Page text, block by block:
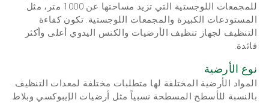
للمجمعات اللوجستية التي تزيد مساحتها عن 1000 متر، مثل
المستودعات الكبيرة والمجمعات اللوجستية. تكون كفاءة
التنظيف لجهاز تنظيف الأرضيات والكنس اليدوي أعلى وأكثر
فائدة.
نوع الأرضية
المواد الأرضية المختلفة لها متطلبات مختلفة لمعدات التنظيف.
بالنسبة للأسطح المسطحة نسبياً مثل أرضيات الإيبوكسي وبلاط